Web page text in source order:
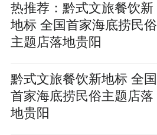
热推荐：黔式文旅餐饮新
地标 全国首家海底捞民俗
主题店落地贵阳
黔式文旅餐饮新地标 全国
首家海底捞民俗主题店落
地贵阳